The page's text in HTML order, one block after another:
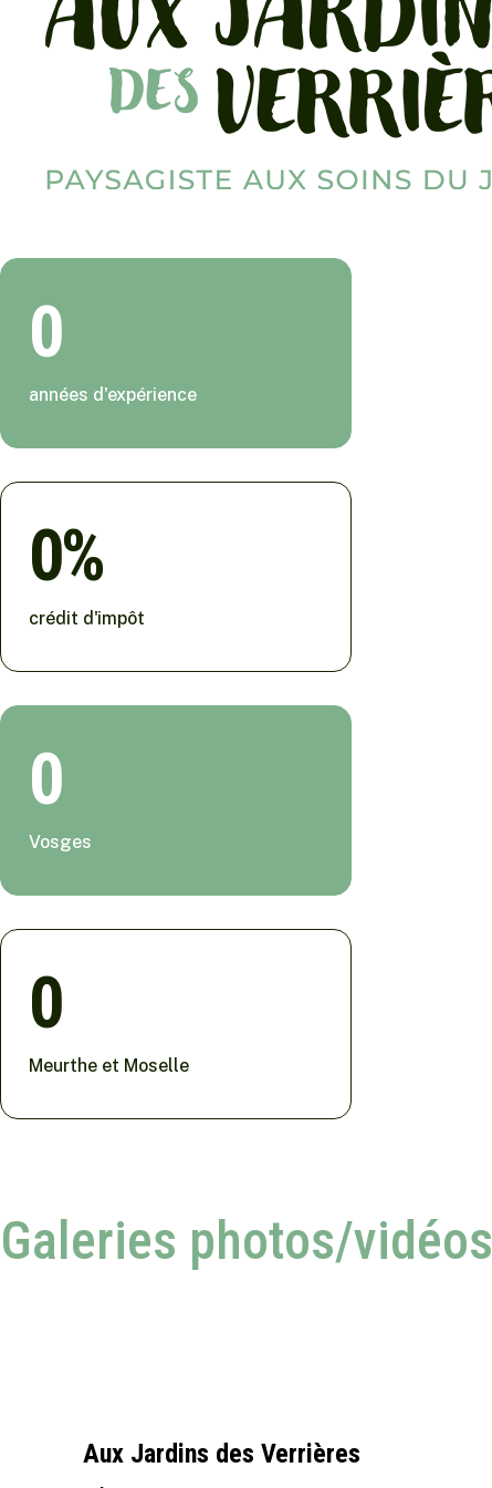
0
années d'expérience
0
crédit d'impôt
0
Vosges
0
Meurthe et Moselle
Galeries photos/vidéos
Aux Jardins des Verrières